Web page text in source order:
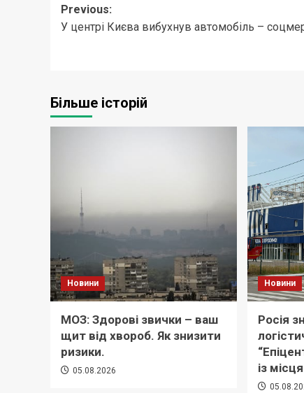
Post
navigation
Previous:
У центрі Києва вибухнув автомобіль –
Більше історій
Новини
МОЗ: Здорові звички – ваш
щит від хвороб. Як знизити
ризики.
05.08.2026
Новини
Росія
із